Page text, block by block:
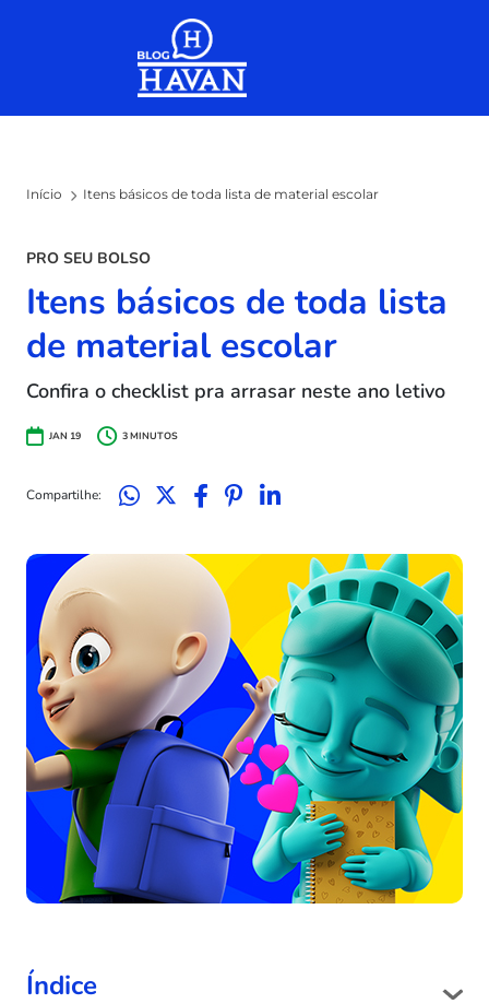
Início Itens básicos de toda lista de material escolar
PRO SEU BOLSO
Itens básicos de toda lista
de material escolar
Confira o checklist pra arrasar neste ano letivo
JAN 19 3MINUTOS
Compartilhe:
Índice